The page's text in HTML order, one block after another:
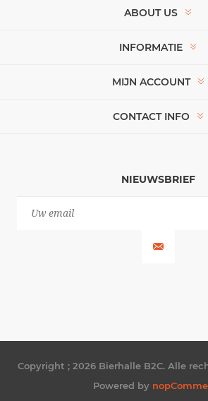
ABOUT US
INFORMATIE
MIJN ACCOUNT
CONTACT INFO
NIEUWSBRIEF
Copyright ; 2026 Bierhalle B2C. Alle
Powered by